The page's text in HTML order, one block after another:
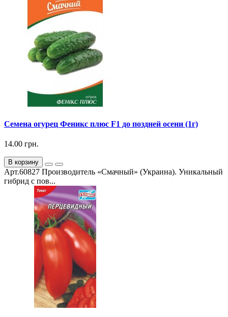
Семена огурец Феникс плюс F1 до поздней осени (1г)
14.00 грн.
В корзину
Арт.60827 Производитель «Смачный» (Украина). Уникальный
гибрид с пов...